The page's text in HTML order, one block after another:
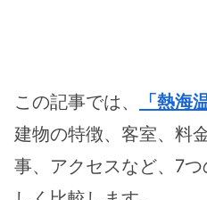
この記事では、 「熱海
建物の特徴、客室、料
事、アクセスなど、7